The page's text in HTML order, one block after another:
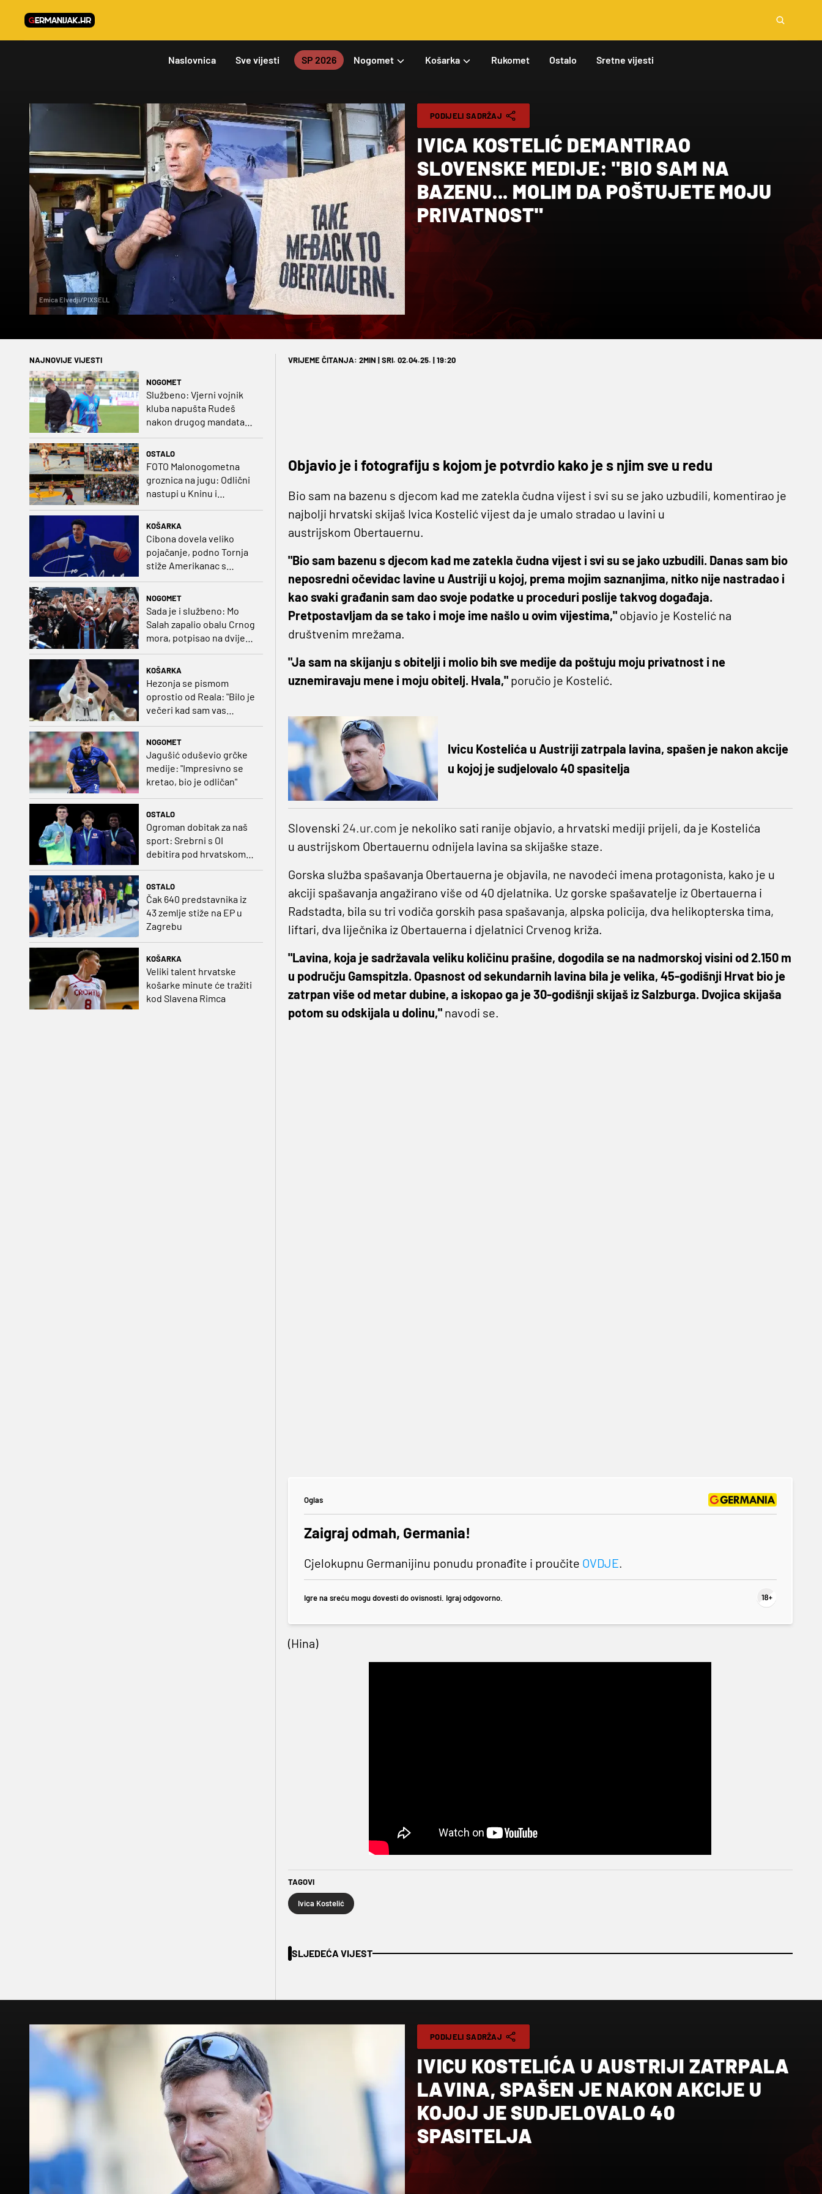
Naslovnica Sve vijesti SP 2026 Nogomet Košarka Rukomet Ostalo Sretne vijesti
Emica Elvedji/PIXSELL
PODIJELI SADRŽAJ
IVICA KOSTELIĆ DEMANTIRAO
SLOVENSKE MEDIJE: "BIO SAM NA
BAZENU... MOLIM DA POŠTUJETE MOJU
PRIVATNOST"
NAJNOVIJE VIJESTI
NOGOMET
Službeno: Vjerni vojnik
kluba napušta Rudeš
nakon drugog mandata
OSTALO
FOTO Malonogometna
groznica na jugu: Odlični
nastupi u Kninu i
vrijednim nagradama
KOŠARKA
Cibona dovela veliko
pojačanje, podno Tornja
stiže Amerikanac s
naslovom iz EuroCupa
NOGOMET
Sada je i službeno: Mo
Salah zapalio obalu Crnog
mora, potpisao na dvije
godine
KOŠARKA
Hezonja se pismom
oprostio od Reala: "Bilo je
večeri kad sam vas
NOGOMET
Jagušić oduševio grčke
medije: "Impresivno se
kretao, bio je odličan"
OSTALO
Ogroman dobitak za naš
sport: Srebrni s OI
debitira pod hrvatskom
zastavom
OSTALO
Čak 640 predstavnika iz
43 zemlje stiže na EP u
Zagrebu
KOŠARKA
Veliki talent hrvatske
košarke minute će tražiti
kod Slavena Rimca
VRIJEME ČITANJA: 2MIN | SRI. 02.04.25. | 19:20
Objavio je i fotografiju s kojom je potvrdio kako je s njim sve u redu
Bio sam na bazenu s djecom kad me zatekla čudna vijest i svi su se jako uzbudili, komentirao je
najbolji hrvatski skijaš Ivica Kostelić vijest da je umalo stradao u lavini u
austrijskom Obertauernu.
"Bio sam bazenu s djecom kad me zatekla čudna vijest i svi su se jako uzbudili. Danas sam bio
neposredni očevidac lavine u Austriji u kojoj, prema mojim saznanjima, nitko nije nastradao i
kao svaki građanin sam dao svoje podatke u proceduri poslije takvog događaja.
Pretpostavljam da se tako i moje ime našlo u ovim vijestima," objavio je Kostelić na
društvenim mrežama.
"Ja sam na skijanju s obitelji i molio bih sve medije da poštuju moju privatnost i ne
uznemiravaju mene i moju obitelj. Hvala,"poručio je Kostelić.
Ivicu Kostelića u Austriji zatrpala lavina, spašen je nakon akcije
u kojoj je sudjelovalo 40 spasitelja
Slovenski 24.ur.com je nekoliko sati ranije objavio, a hrvatski mediji prijeli, da je Kostelića
u austrijskom Obertauernu odnijela lavina sa skijaške staze.
Gorska služba spašavanja Obertauerna je objavila, ne navodeći imena protagonista, kako je u
akciji spašavanja angažirano više od 40 djelatnika. Uz gorske spašavatelje iz Obertauerna i
Radstadta, bila su tri vodiča gorskih pasa spašavanja, alpska policija, dva helikopterska tima,
liftari, dva liječnika iz Obertauerna i djelatnici Crvenog križa.
"Lavina, koja je sadržavala veliku količinu prašine, dogodila se na nadmorskoj visini od 2.150 m
u području Gamspitzla. Opasnost od sekundarnih lavina bila je velika, 45-godišnji Hrvat bio je
zatrpan više od metar dubine, a iskopao ga je 30-godišnji skijaš iz Salzburga. Dvojica skijaša
potom su odskijala u dolinu," navodi se.
Oglas
Zaigraj odmah, Germania!
Cjelokupnu Germanijinu ponudu pronađite i proučite OVDJE.
Igre na sreću mogu dovesti do ovisnosti. Igraj odgovorno.
(Hina)
TAGOVI
Ivica Kostelić
SLJEDEĆA VIJEST
PODIJELI SADRŽAJ
IVICU KOSTELIĆA U AUSTRIJI ZATRPALA
LAVINA, SPAŠEN JE NAKON AKCIJE U
KOJOJ JE SUDJELOVALO 40
SPASITELJA